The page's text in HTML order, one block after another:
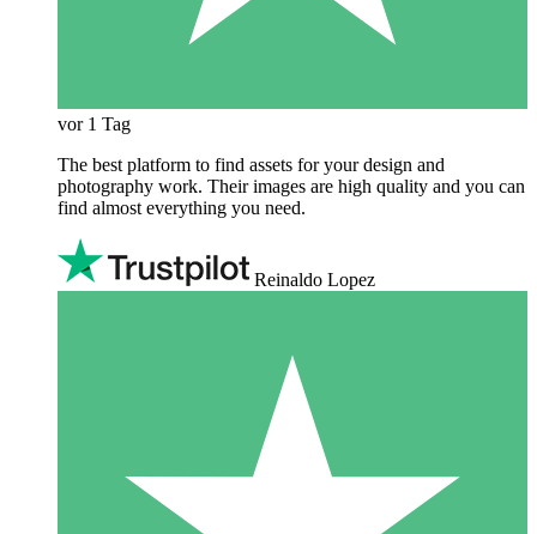
vor 1 Tag
The best platform to find assets for your design and
photography work. Their images are high quality and you can
find almost everything you need.
Reinaldo Lopez